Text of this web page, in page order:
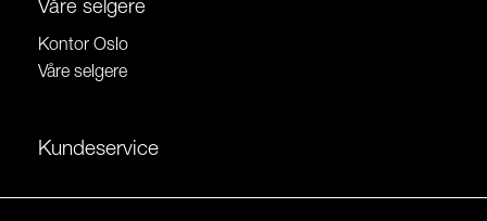
Våre selgere
Kontor Oslo
Våre selgere
Kundeservice